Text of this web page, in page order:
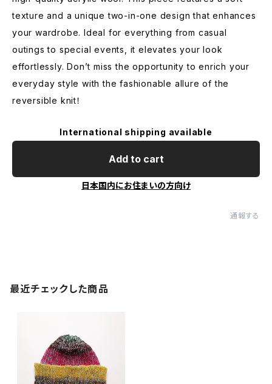
texture and a unique two-in-one design that enhances
your wardrobe. Ideal for everything from casual
outings to special events, it elevates your look
effortlessly. Don’t miss the opportunity to enrich your
everyday style with the fashionable allure of the
reversible knit！
International shipping available
Add to cart
日本国内にお住まいの方向け
通報する
最近チェックした商品